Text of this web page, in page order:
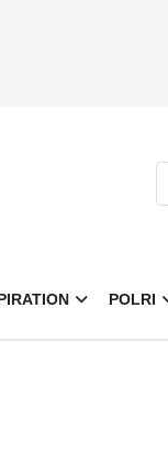
POLRI